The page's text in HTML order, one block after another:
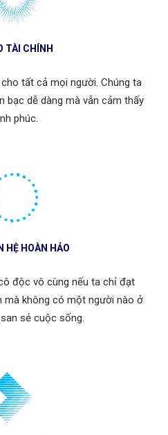
TÀI CHÍNH
tất cả mọi người. Chúng ta
bạc dễ dàng mà vẫn cảm thấy
phúc.
HỆ HOÀN HẢO
độc vô cùng nếu ta chỉ đạt
mà không có một người nào ở
sẻ cuộc sống.